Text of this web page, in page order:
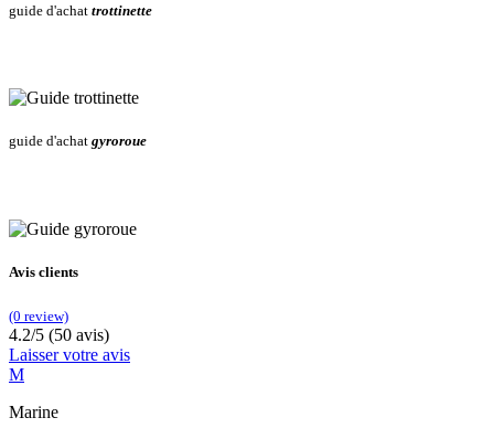
guide d'achat trottinette
guide d'achat gyroroue
Avis clients
(0 review)
4.2/5 (50 avis)
Laisser votre avis
M
Marine